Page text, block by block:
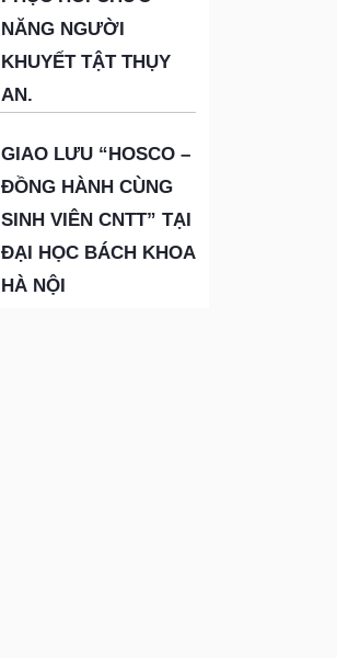
NĂNG NGƯỜI
KHUYẾT TẬT THỤY
AN.
GIAO LƯU “HOSCO –
ĐỒNG HÀNH CÙNG
SINH VIÊN CNTT” TẠI
ĐẠI HỌC BÁCH KHOA
HÀ NỘI